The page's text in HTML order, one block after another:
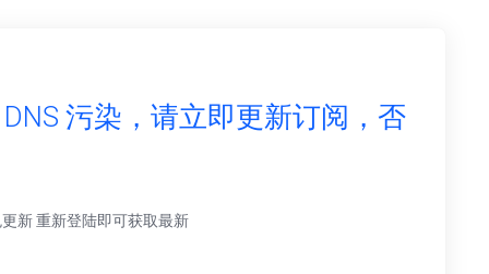
污染，请立即更新订阅，否
新 重新登陆即可获取最新